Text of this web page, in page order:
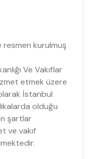
resmen kurulmuş
Ve Vakıflar
etmek üzere
İstanbul
olduğu
şartlar
ve vakıf